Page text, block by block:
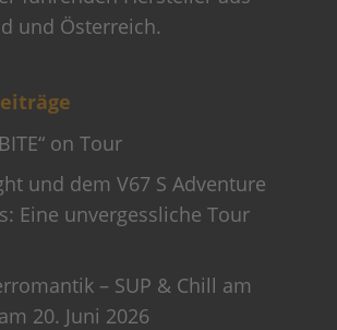
und Österreich.
on Tour
und dem V67 S Adventure
Eine unvergessliche Tour
– SUP & Chill am
20. Juni 2026